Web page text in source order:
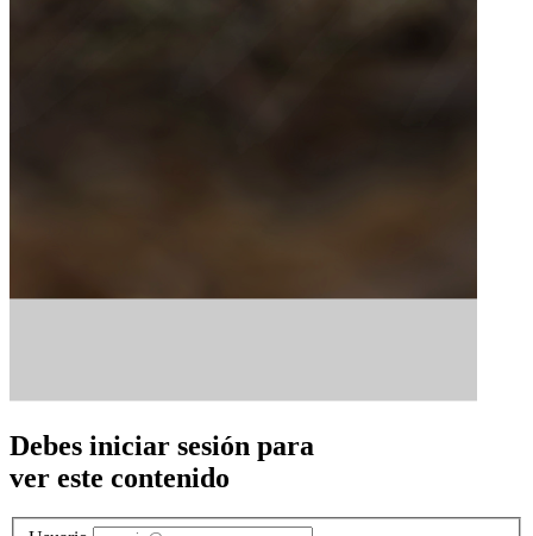
Debes iniciar sesión para
ver este contenido